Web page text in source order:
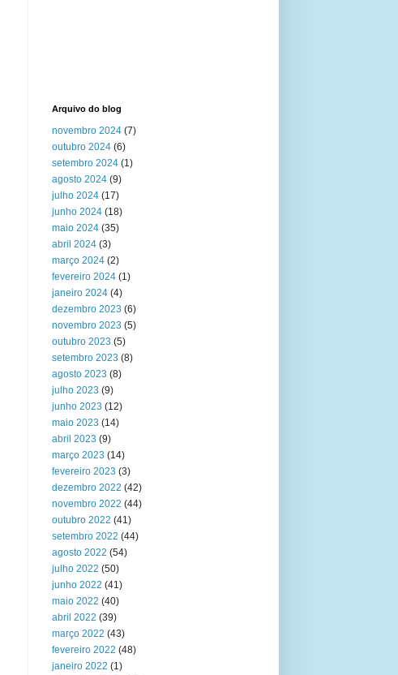
Arquivo do blog
novembro 2024 (7)
outubro 2024 (6)
setembro 2024 (1)
agosto 2024 (9)
julho 2024 (17)
junho 2024 (18)
maio 2024 (35)
abril 2024 (3)
março 2024 (2)
fevereiro 2024 (1)
janeiro 2024 (4)
dezembro 2023 (6)
novembro 2023 (5)
outubro 2023 (5)
setembro 2023 (8)
agosto 2023 (8)
julho 2023 (9)
junho 2023 (12)
maio 2023 (14)
abril 2023 (9)
março 2023 (14)
fevereiro 2023 (3)
dezembro 2022 (42)
novembro 2022 (44)
outubro 2022 (41)
setembro 2022 (44)
agosto 2022 (54)
julho 2022 (50)
junho 2022 (41)
maio 2022 (40)
abril 2022 (39)
março 2022 (43)
fevereiro 2022 (48)
janeiro 2022 (1)